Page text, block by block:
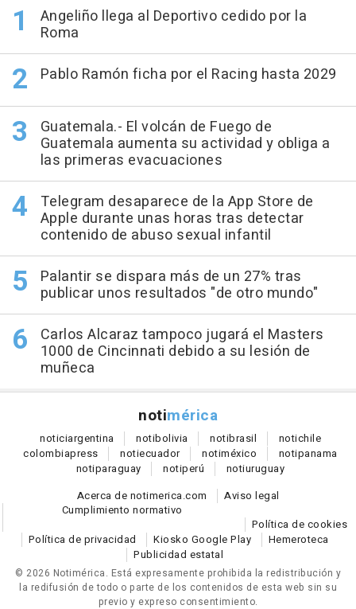
Angeliño llega al Deportivo cedido por la
Roma
Pablo Ramón ficha por el Racing hasta 2029
Guatemala.- El volcán de Fuego de
Guatemala aumenta su actividad y obliga a
las primeras evacuaciones
Telegram desaparece de la App Store de
Apple durante unas horas tras detectar
contenido de abuso sexual infantil
Palantir se dispara más de un 27% tras
publicar unos resultados "de otro mundo"
Carlos Alcaraz tampoco jugará el Masters
1000 de Cincinnati debido a su lesión de
muñeca
notimérica
noticiargentina notibolivia notibrasil notichile
colombiapress notiecuador notiméxico notipanama
notiparaguay notiperú notiuruguay
Acerca de notimerica.com
Aviso legal
Cumplimiento normativo
Política de cookies
Política de privacidad
Kiosko Google Play
Hemeroteca
Publicidad estatal
© 2026 Notimérica. Está expresamente prohibida la redistribución y
la redifusión de todo o parte de los contenidos de esta web sin su
previo y expreso consentimiento.